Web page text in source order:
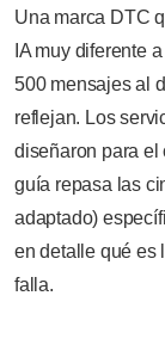
Una marca DTC
IA muy diferente
500 mensajes al
reflejan. Los
diseñaron para el
guía repasa las
adaptado)
en detalle qué es
falla.